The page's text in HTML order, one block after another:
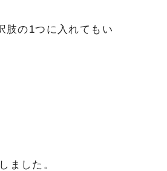
肢の1つに入れてもい
ました。